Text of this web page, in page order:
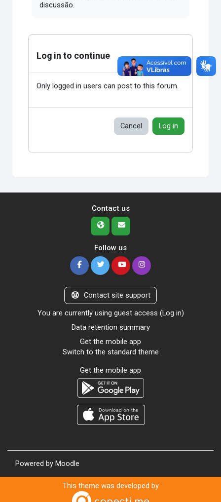
discussão.
Log in to continue
Only logged in users can post to this forum.
Cancel Log in
Contact us
Follow us
Contact site support
You are currently using guest access (Log in)
Data retention summary
Get the mobile app
Switch to the standard theme
Get the mobile app
Powered by Moodle
This theme was developed by